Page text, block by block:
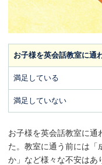
お子様を英会話教室に通
満足している
満足していない
お子様を英会話教室に通
た。教室に通う前には「
か」など様々な不安はあ